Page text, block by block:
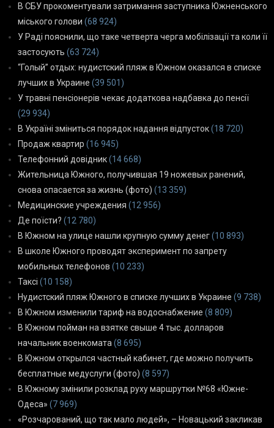
В СБУ прокоментували затримання заступника Южненського
міського голови (68 924)
У Раді пояснили, що таке четверта черга мобілізації та коли її
застосують (63 724)
“Голый” отдых: нудистский пляж в Южном оказался в списке
лучших в Украине (39 501)
У травні пенсіонерів чекає додаткова надбавка до пенсії
(29 934)
В Україні зміниться порядок надання відпусток(18 720)
Продаж квартир (16 945)
Телефонний довідник(14 668)
Жительница Южного, получившая 19 ножевых ранений,
снова опасается за жизнь (фото) (13 359)
Медицинские учреждения (12 956)
Де поїсти? (12 780)
В Южном на улице нашли крупную сумму денег(10 893)
В школе Южного проводят эксперимент по запрету
мобильных телефонов (10 233)
Таксі (10 158)
Нудистский пляж Южного в списке лучших в Украине (9 738)
В Южном изменили тариф на водоснабжение (8 809)
В Южном пойман на взятке свыше 4 тыс. долларов
начальник военкомата (8 695)
В Южном открылся частный кабинет, где можно получить
бесплатные медуслуги (фото) (8 597)
В Южному змінили розклад руху маршрутки №68 «Южне-
Одеса» (7 969)
«Розчарований, що так мало людей», – Новацький закликав